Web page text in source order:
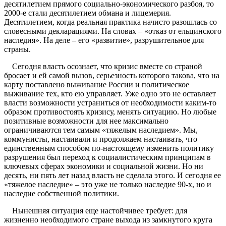
десятилетием прямого социально-экономического разбоя, то
2000-е стали десятилетием обмана и лицемерия.
Десятилетием, когда реальная практика начисто разошлась со
словесными декларациями. На словах – «отказ от ельцинского
наследия». На деле – его «развитие», разрушительное для
страны.
Сегодня власть осознает, что кризис вместе со страной
бросает и ей самой вызов, серьезность которого такова, что на
карту поставлено выживание России и политическое
выживание тех, кто ею управляет. Уже одно это не оставляет
власти возможности устраниться от необходимости каким-то
образом противостоять кризису, менять ситуацию. Но любые
позитивные возможности для нее максимально
ограничиваются тем самым «тяжелым наследием». Мы,
коммунисты, настаивали и продолжаем настаивать, что
единственным способом по-настоящему изменить политику
разрушения был переход к социалистическим принципам в
ключевых сферах экономики и социальной жизни. Но ни
десять, ни пять лет назад власть не сделала этого. И сегодня ее
«тяжелое наследие» – это уже не только наследие 90-х, но и
наследие собственной политики.
Нынешняя ситуация еще настойчивее требует: для
жизненно необходимого стране выхода из замкнутого круга